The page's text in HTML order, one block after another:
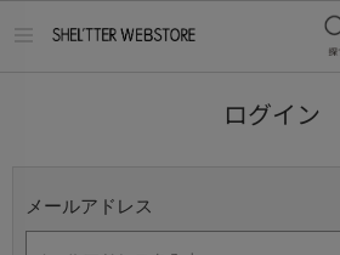
ログイン
メールアドレス